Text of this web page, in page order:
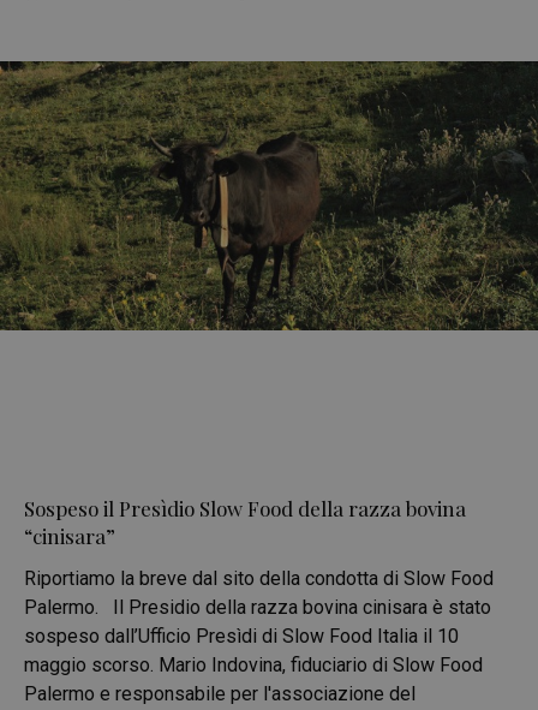
Sospeso il Presìdio Slow Food della razza bovina
“cinisara”
Riportiamo la breve dal sito della condotta di Slow Food
Palermo. Il Presidio della razza bovina cinisara è stato
sospeso dall’Ufficio Presìdi di Slow Food Italia il 10
maggio scorso. Mario Indovina, fiduciario di Slow Food
Palermo e responsabile per l'associazione del